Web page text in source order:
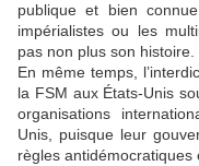
publique et bien
impérialistes ou les
pas non plus son histoire.
En même temps,
la FSM aux États-Unis
organisations
Unis, puisque leur
règles